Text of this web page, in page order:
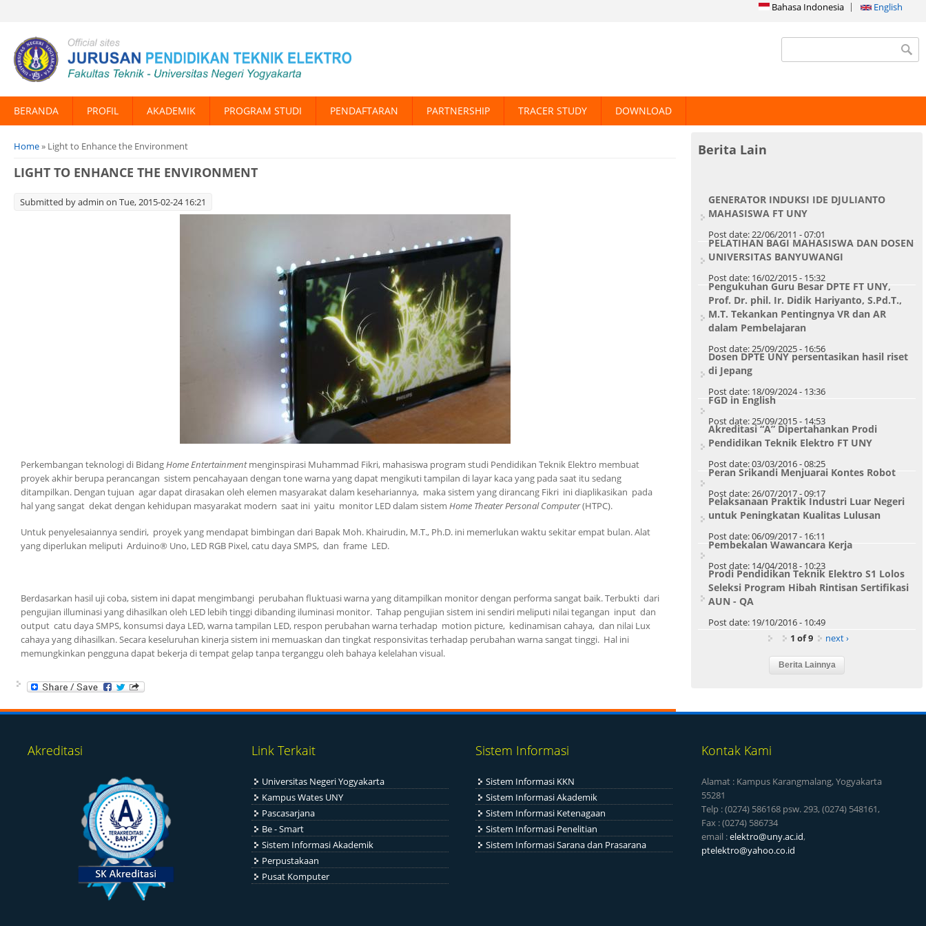
Bahasa Indonesia English
Search form
BERANDA PROFIL AKADEMIK PROGRAM STUDI PENDAFTARAN PARTNERSHIP TRACER STUDY DOWNLOAD
You are here
Home» Light to Enhance the Environment
LIGHT TO ENHANCE THE ENVIRONMENT
Submitted byadmin on Tue, 2015-02-24 16:21
Perkembangan teknologi di BidangHome Entertainmentmenginspirasi Muhammad Fikri, mahasiswa program studi Pendidikan Teknik Elektro membuat
proyek akhir berupa perancangan sistem pencahayaan dengan tone warna yang dapat mengikuti tampilan di layar kaca yang pada saat itu sedang
ditampilkan. Dengan tujuan agar dapat dirasakan oleh elemen masyarakat dalam kesehariannya, maka sistem yang dirancang Fikri ini diaplikasikan pada
hal yang sangat dekat dengan kehidupan masyarakat modern saat ini yaitu monitor LED dalam sistem Home Theater Personal Computer(HTPC).
Untuk penyelesaiannya sendiri, proyek yang mendapat bimbingan dari Bapak Moh. Khairudin, M.T., Ph.D. ini memerlukan waktu sekitar empat bulan. Alat
yang diperlukan meliputi Arduino® Uno, LED RGB Pixel, catu daya SMPS, dan frame LED.
Berdasarkan hasil uji coba, sistem ini dapat mengimbangi perubahan fluktuasi warna yang ditampilkan monitor dengan performa sangat baik. Terbukti dari
pengujian illuminasi yang dihasilkan oleh LED lebih tinggi dibanding iluminasi monitor. Tahap pengujian sistem ini sendiri meliputi nilai tegangan input dan
output catu daya SMPS, konsumsi daya LED, warna tampilan LED, respon perubahan warna terhadap motion picture, kedinamisan cahaya, dan nilai Lux
cahaya yang dihasilkan. Secara keseluruhan kinerja sistem ini memuaskan dan tingkat responsivitas terhadap perubahan warna sangat tinggi. Hal ini
memungkinkan pengguna dapat bekerja di tempat gelap tanpa terganggu oleh bahaya kelelahan visual.
Berita Lain
GENERATOR INDUKSI IDE DJULIANTO
MAHASISWA FT UNY
Post date:22/06/2011 - 07:01
PELATIHAN BAGI MAHASISWA DAN DOSEN
UNIVERSITAS BANYUWANGI
Post date: 16/02/2015 - 15:32
Pengukuhan Guru Besar DPTE FT UNY,
Prof. Dr. phil. Ir. Didik Hariyanto, S.Pd.T.,
M.T. Tekankan Pentingnya VR dan AR
dalam Pembelajaran
Post date:25/09/2025 - 16:56
Dosen DPTE UNY persentasikan hasil riset
di Jepang
Post date: 18/09/2024 - 13:36
FGD in English
Post date:25/09/2015 - 14:53
Akreditasi “A” Dipertahankan Prodi
Pendidikan Teknik Elektro FT UNY
Post date:03/03/2016 - 08:25
Peran Srikandi Menjuarai Kontes Robot
Post date:26/07/2017 - 09:17
Pelaksanaan Praktik Industri Luar Negeri
untuk Peningkatan Kualitas Lulusan
Post date:06/09/2017 - 16:11
Pembekalan Wawancara Kerja
Post date: 14/04/2018 - 10:23
Prodi Pendidikan Teknik Elektro S1 Lolos
Seleksi Program Hibah Rintisan Sertifikasi
AUN - QA
Post date: 19/10/2016 - 10:49
1 of 9
next ›
Akreditasi Link Terkait
Universitas Negeri Yogyakarta
Kampus Wates UNY
Pascasarjana
Be - Smart
Sistem Informasi Akademik
Perpustakaan
Pusat Komputer
Sistem Informasi
Sistem Informasi KKN
Sistem Informasi Akademik
Sistem Informasi Ketenagaan
Sistem Informasi Penelitian
Sistem Informasi Sarana dan Prasarana
Kontak Kami
Alamat : Kampus Karangmalang, Yogyakarta
55281
Telp : (0274) 586168 psw. 293, (0274) 548161,
Fax : (0274) 586734
email :elektro@uny.ac.id,
ptelektro@yahoo.co.id